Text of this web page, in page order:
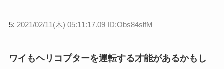
5: 2021/02/11(木) 05:11:17.09 ID:Obs84slfM
ワイもヘリコプターを運転する才能があるかもし